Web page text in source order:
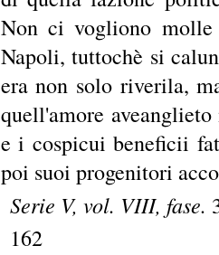
Non ci vogliono
Napoli, tuttochè si
era non solo riverila,
quell'amore
e i cospicui beneficii
poi suoi progenitori
Serie V, vol. VIII, fase.
162